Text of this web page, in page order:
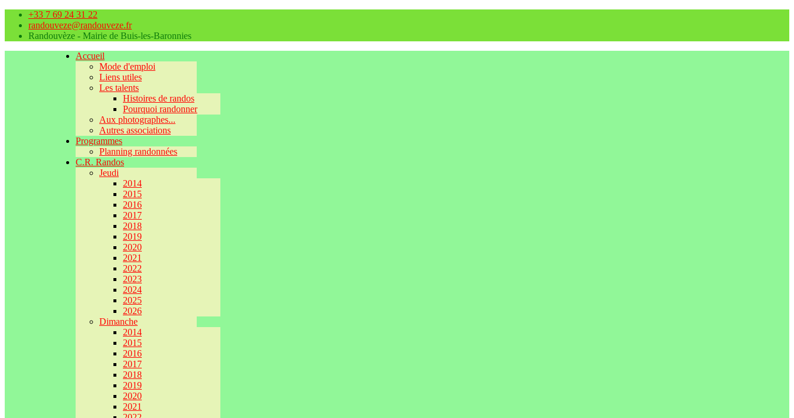
+33 7 69 24 31 22
randouveze@randouveze.fr
Randouvèze - Mairie de Buis-les-Baronnies
Accueil
Mode d'emploi
Liens utiles
Les talents
Histoires de randos
Pourquoi randonner
Aux photographes...
Autres associations
Programmes
Planning randonnées
C.R. Randos
Jeudi
2014
2015
2016
2017
2018
2019
2020
2021
2022
2023
2024
2025
2026
Dimanche
2014
2015
2016
2017
2018
2019
2020
2021